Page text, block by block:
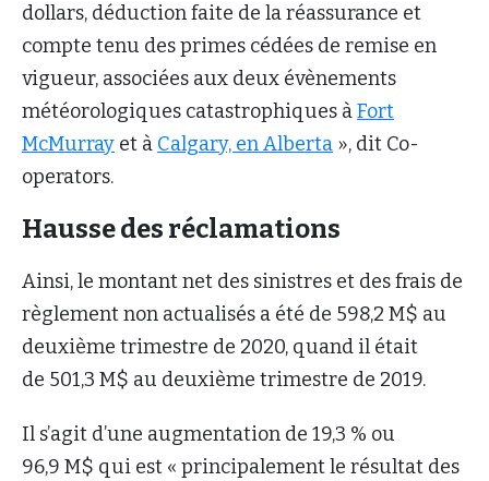
dollars, déduction faite de la réassurance et
compte tenu des primes cédées de remise en
vigueur, associées aux deux évènements
météorologiques catastrophiques àFort
McMurray et à Calgary, en Alberta », dit Co-
operators.
Hausse des réclamations
Ainsi, le montant net des sinistres et des frais de
règlement non actualisés a été de 598,2 M$ au
deuxième trimestre de 2020, quand il était
de 501,3 M$ au deuxième trimestre de 2019.
Il s’agit d’une augmentation de 19,3 % ou
96,9 M$ qui est « principalement le résultat des